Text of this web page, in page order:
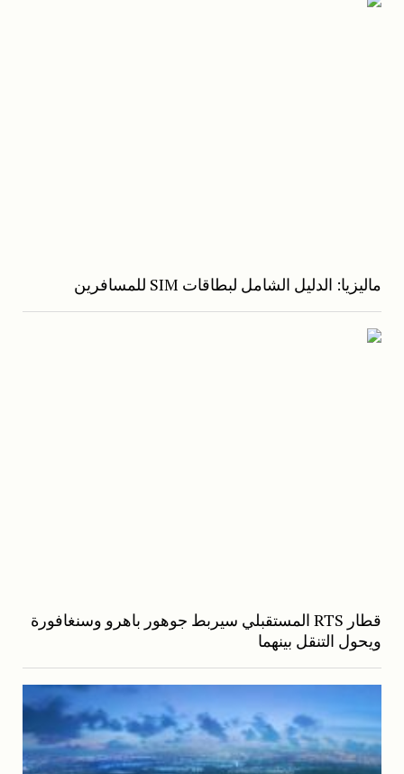
ماليزيا: الدليل الشامل لبطاقات SIM للمسافرين
قطار RTS المستقبلي سيربط جوهور باهرو وسنغافورة
ويحول التنقل بينهما